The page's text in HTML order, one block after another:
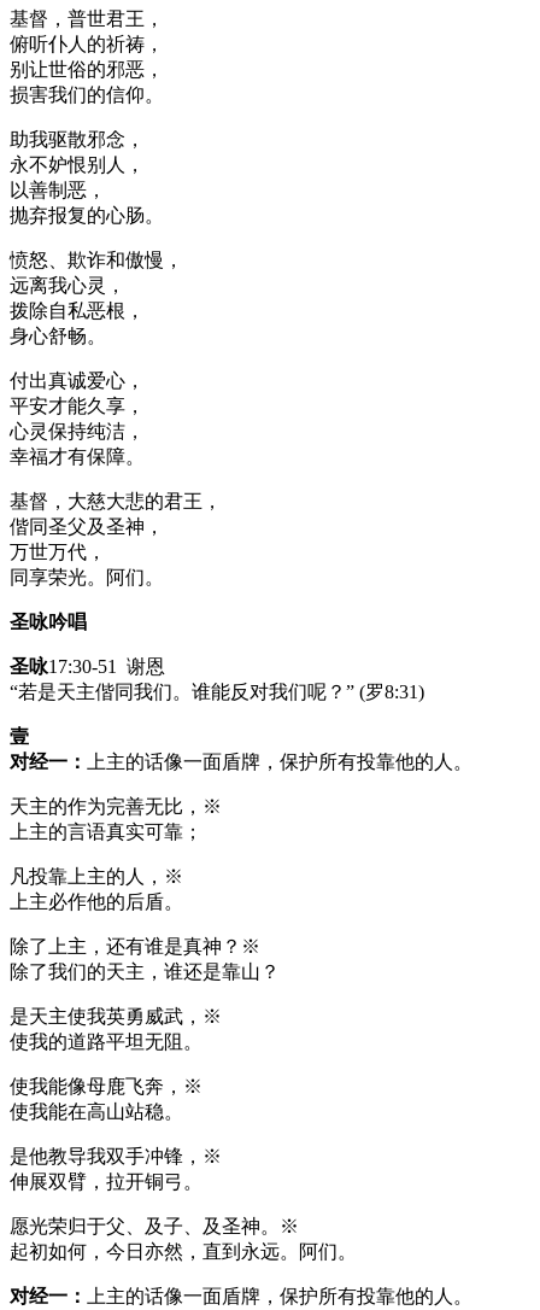
基督，普世君王，
俯听仆人的祈祷，
别让世俗的邪恶，
损害我们的信仰。
助我驱散邪念，
永不妒恨别人，
以善制恶，
抛弃报复的心肠。
愤怒、欺诈和傲慢，
远离我心灵，
拨除自私恶根，
身心舒畅。
付出真诚爱心，
平安才能久享，
心灵保持纯洁，
幸福才有保障。
基督，大慈大悲的君王，
偕同圣父及圣神，
万世万代，
同享荣光。阿们。
圣咏吟唱
圣咏17:30-51 谢恩
“若是天主偕同我们。谁能反对我们呢？” (罗8:31)
壹
对经一：
上主的话像一面盾牌，保护所有投靠他的人。
天主的作为完善无比，※
上主的言语真实可靠；
凡投靠上主的人，※
上主必作他的后盾。
除了上主，还有谁是真神？※
除了我们的天主，谁还是靠山？
是天主使我英勇威武，※
使我的道路平坦无阻。
使我能像母鹿飞奔，※
使我能在高山站稳。
是他教导我双手冲锋，※
伸展双臂，拉开铜弓。
愿光荣归于父、及子、及圣神。※
起初如何，今日亦然，直到永远。阿们。
对经一： 上主的话像一面盾牌，保护所有投靠他的人。